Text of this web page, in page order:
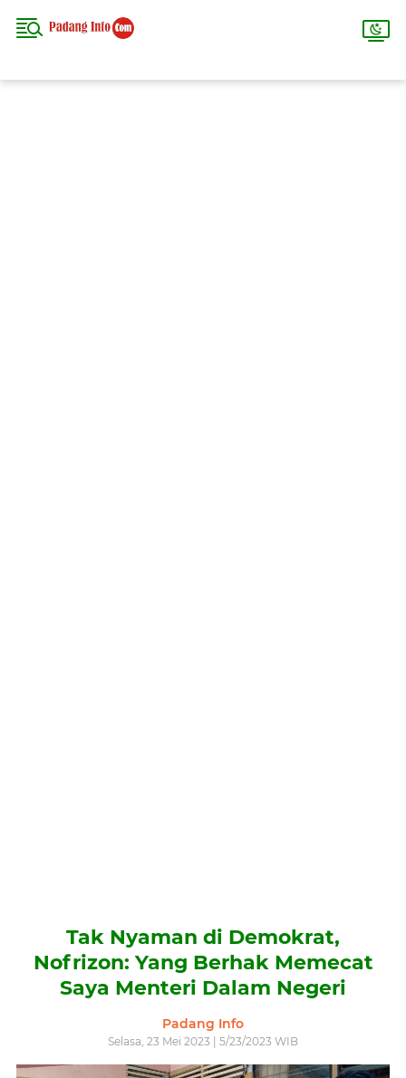
Tak Nyaman di Demokrat,
Nofrizon: Yang Berhak Memecat
Saya Menteri Dalam Negeri
Padang Info
Selasa, 23 Mei 2023 | 5/23/2023 WIB